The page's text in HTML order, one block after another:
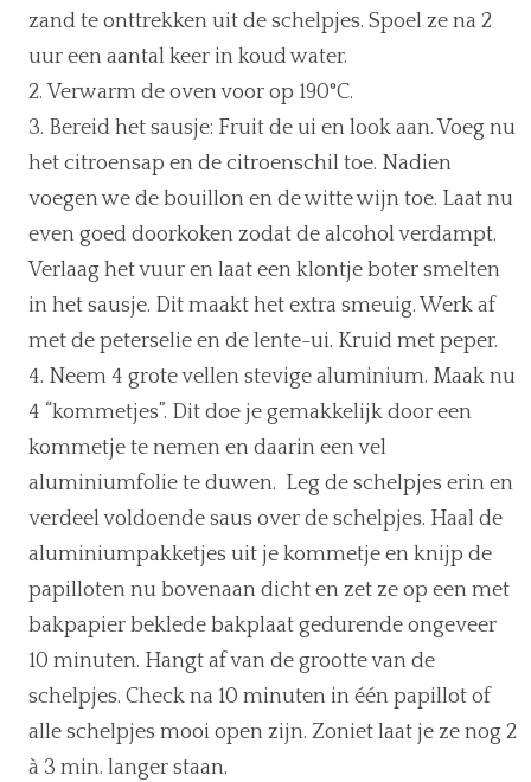
zand te onttrekken uit de schelpjes. Spoel ze na 2
uur een aantal keer in koud water.
Verwarm de oven voor op 190°C.
Bereid het sausje: Fruit de ui en look aan. Voeg nu
het citroensap en de citroenschil toe. Nadien
voegen we de bouillon en de witte wijn toe. Laat nu
even goed doorkoken zodat de alcohol verdampt.
Verlaag het vuur en laat een klontje boter smelten
in het sausje. Dit maakt het extra smeuig. Werk af
met de peterselie en de lente-ui. Kruid met peper.
Neem 4 grote vellen stevige aluminium. Maak nu
4 “kommetjes”. Dit doe je gemakkelijk door een
kommetje te nemen en daarin een vel
aluminiumfolie te duwen. Leg de schelpjes erin en
verdeel voldoende saus over de schelpjes. Haal de
aluminiumpakketjes uit je kommetje en knijp de
papilloten nu bovenaan dicht en zet ze op een met
bakpapier beklede bakplaat gedurende ongeveer
10 minuten. Hangt af van de grootte van de
schelpjes. Check na 10 minuten in één papillot of
alle schelpjes mooi open zijn. Zoniet laat je ze nog 2
à 3 min. langer staan.